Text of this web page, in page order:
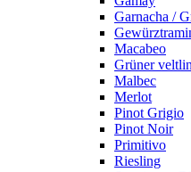
Garnacha /
Macabeo
Grüner
Malbec
Merlot
Pinot Grigio
Pinot Noir
Primitivo
Riesling